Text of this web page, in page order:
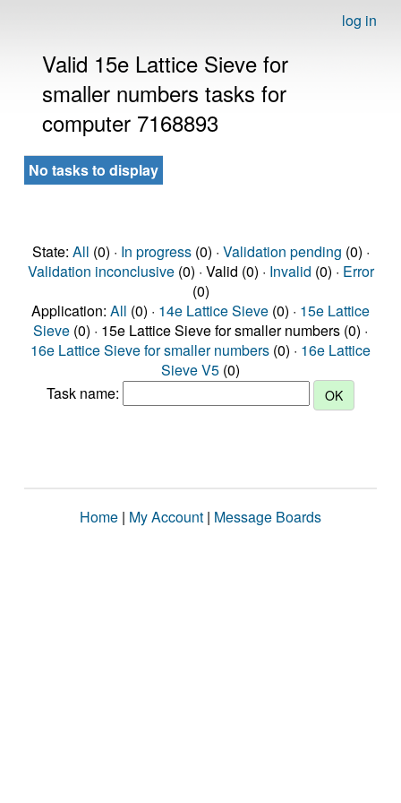
log in
Valid 15e Lattice Sieve for
smaller numbers tasks for
computer 7168893
No tasks to display
State: All (0) · In progress(0) · Validation pending (0) ·
Validation inconclusive(0) · Valid (0) · Invalid (0) · Error
(0)
Application: All (0) · 14e Lattice Sieve (0) · 15e Lattice
Sieve (0) · 15e Lattice Sieve for smaller numbers (0) ·
16e Lattice Sieve for smaller numbers (0) · 16e Lattice
Sieve V5 (0)
Task name:
Home | My Account | Message Boards